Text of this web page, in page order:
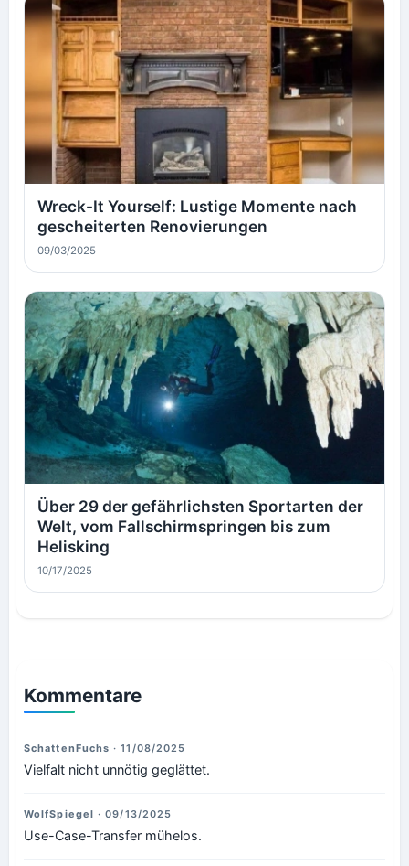
Wreck-It Yourself: Lustige Momente nach
gescheiterten Renovierungen
09/03/2025
Über 29 der gefährlichsten Sportarten der
Welt, vom Fallschirmspringen bis zum
Helisking
10/17/2025
Kommentare
SchattenFuchs· 11/08/2025
Vielfalt nicht unnötig geglättet.
WolfSpiegel· 09/13/2025
Use-Case-Transfer mühelos.